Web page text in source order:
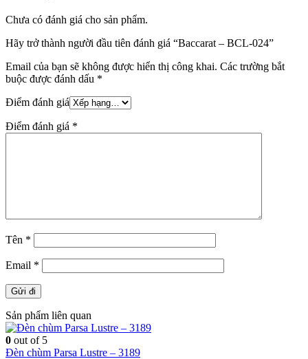
Chưa có đánh giá cho sản phẩm.
Hãy trở thành người đầu tiên đánh giá “Baccarat – BCL-024”
Email của bạn sẽ không được hiển thị công khai. Các trường bắt
buộc được đánh dấu *
Điểm đánh giá
Điểm đánh giá *
Tên *
Email *
Sản phẩm liên quan
0 out of 5
Đèn chùm Parsa Lustre – 3189